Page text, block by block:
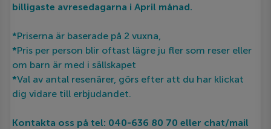
billigaste avresedagarna i April månad.
*Priserna är baserade på 2 vuxna,
*Pris per person blir oftast lägre ju fler som reser eller
om barn är med i sällskapet
*Val av antal resenärer, görs efter att du har klickat
dig vidare till erbjudandet.
Kontakta oss på tel: 040-636 80 70 eller chat/mail